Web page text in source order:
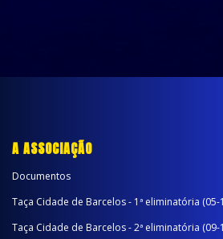
A ASSOCIAÇÃO
Documentos
Taça Cidade de Barcelos - 1ª eliminatória (05-
Taça Cidade de Barcelos - 2ª eliminatória (09-